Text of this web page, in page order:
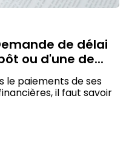
de délai
ou d'une de...
le paiements de ses
il faut savoir